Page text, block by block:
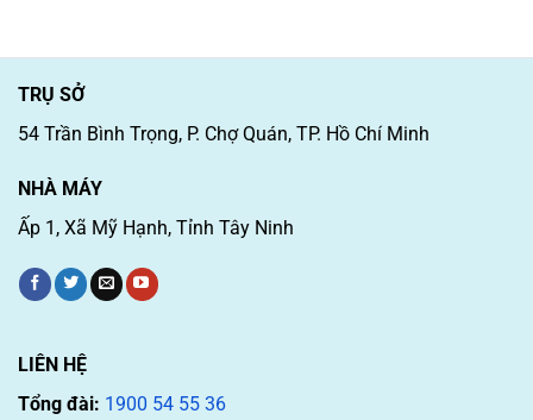
TRỤ SỞ
54 Trần Bình Trọng, P. Chợ Quán, TP. Hồ Chí Minh
NHÀ MÁY
Ấp 1, Xã Mỹ Hạnh, Tỉnh Tây Ninh
LIÊN HỆ
Tổng đài: 1900 54 55 36